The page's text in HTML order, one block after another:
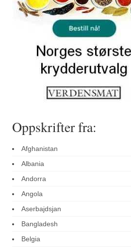
Oppskrifter fra:
Afghanistan
Albania
Andorra
Angola
Aserbajdsjan
Bangladesh
Belgia